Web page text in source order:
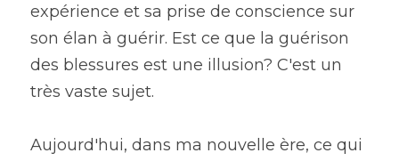
expérience et sa prise de conscience sur
son élan à guérir. Est ce que la guérison
des blessures est une illusion? C'est un
très vaste sujet.
Aujourd'hui, dans ma nouvelle ère, ce qui